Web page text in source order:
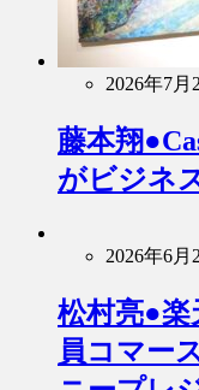
2026年7月
藤本翔
がビジネ
2026年6月
松村亮●楽
員コマー